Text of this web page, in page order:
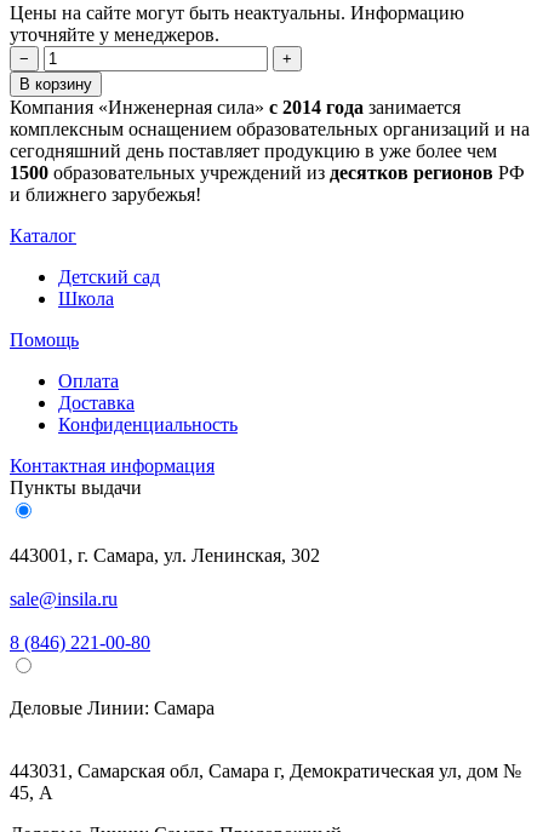
Цены на сайте могут быть неактуальны. Информацию
уточняйте у менеджеров.
−
+
В корзину
Компания «Инженерная сила» с 2014 года занимается
комплексным оснащением образовательных организаций и на
сегодняшний день поставляет продукцию в уже более чем
1500 образовательных учреждений из десятков регионов РФ
и ближнего зарубежья!
Каталог
Детский сад
Школа
Помощь
Оплата
Доставка
Конфиденциальность
Контактная информация
Пункты выдачи
443001, г. Самара, ул. Ленинская, 302
sale@insila.ru
8 (846) 221-00-80
Деловые Линии: Самара
443031, Самарская обл, Самара г, Демократическая ул, дом №
45, А